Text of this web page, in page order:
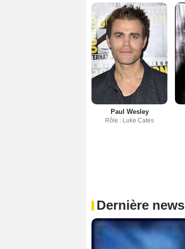
Paul Wesley
Rôle : Luke Cates
Dernière news